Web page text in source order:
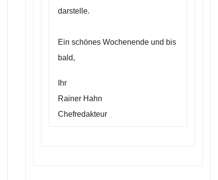
darstelle.
Ein schönes Wochenende und bis
bald,
Ihr
Rainer Hahn
Chefredakteur